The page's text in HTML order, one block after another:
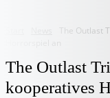
The
The Outlast
kooperatives